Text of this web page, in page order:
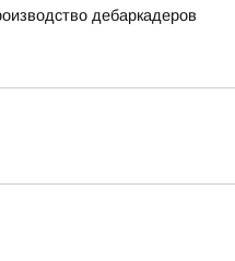
дебаркадеров